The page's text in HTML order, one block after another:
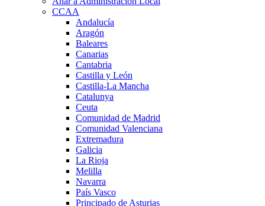
CCAA
Andalucía
Aragón
Baleares
Canarias
Cantabria
Castilla y León
Castilla-La Mancha
Catalunya
Ceuta
Comunidad de Madrid
Comunidad Valenciana
Extremadura
Galicia
La Rioja
Melilla
Navarra
País Vasco
Principado de Asturias